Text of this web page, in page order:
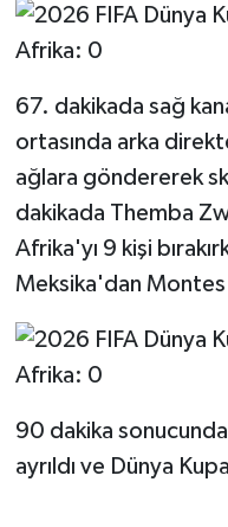
67. dakikada sağ
ortasında arka
ağlara göndererek
dakikada Themba
Afrika'yı 9 kişi
Meksika'dan Montes
90 dakika
ayrıldı ve Dünya